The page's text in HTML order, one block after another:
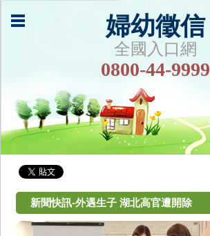
婦幼徵信
全國入口網
0800-44-9999
新聞快訊-外遇生子 湖北高官遭開除